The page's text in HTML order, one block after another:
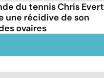
du tennis Chris Evert
une récidive de son
ovaires